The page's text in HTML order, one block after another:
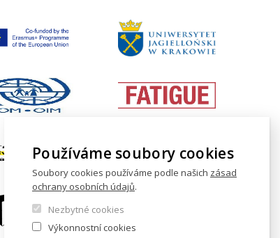
Používáme soubory cookies
Soubory cookies používáme podle našich zásad
ochrany osobních údajů.
Nezbytné cookies
Výkonnostní cookies